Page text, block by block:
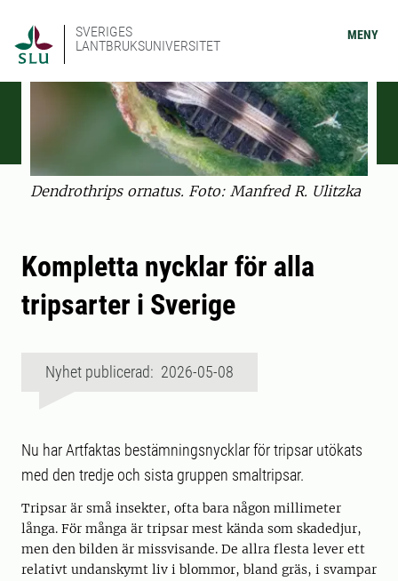
SVERIGES
LANTBRUKSUNIVERSITET
MENY
Dendrothrips ornatus. Foto: Manfred R. Ulitzka
Kompletta nycklar för alla
tripsarter i Sverige
Nyhet publicerad: 2026-05-08
Nu har Artfaktas bestämningsnycklar för tripsar utökats
med den tredje och sista gruppen smaltripsar.
Tripsar är små insekter, ofta bara någon millimeter
långa. För många är tripsar mest kända som skadedjur,
men den bilden är missvisande. De allra flesta lever ett
relativt undanskymt liv i blommor, bland gräs, i svampar